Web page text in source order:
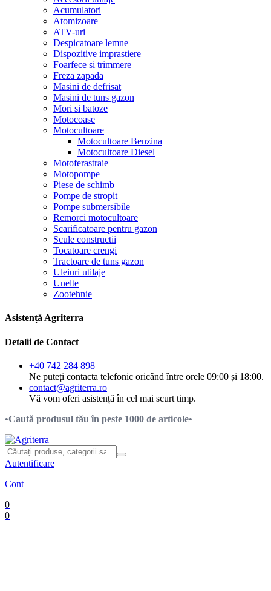
Acumulatori
Atomizoare
ATV-uri
Despicatoare lemne
Dispozitive imprastiere
Foarfece si trimmere
Freza zapada
Masini de defrisat
Masini de tuns gazon
Mori si batoze
Motocoase
Motocultoare
Motocultoare Benzina
Motocultoare Diesel
Motoferastraie
Motopompe
Piese de schimb
Pompe de stropit
Pompe submersibile
Remorci motocultoare
Scarificatoare pentru gazon
Scule constructii
Tocatoare crengi
Tractoare de tuns gazon
Uleiuri utilaje
Unelte
Zootehnie
Asistență Agriterra
Detalii de Contact
+40 742 284 898
Ne puteți contacta telefonic oricând între orele 09:00 și 18:00.
contact@agriterra.ro
Vă vom oferi asistență în cel mai scurt timp.
•Caută produsul tău în peste 1000 de articole•
Autentificare
Cont
0
0